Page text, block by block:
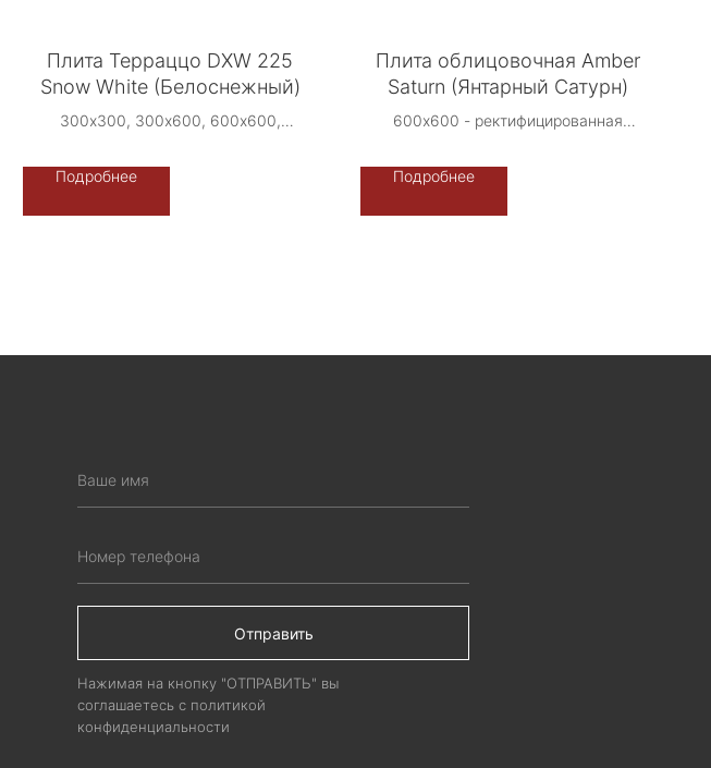
Плита Терраццо DXW 225
Snow White (Белоснежный)
300х300, 300х600, 600х600,
1200х600, 2400х1600 -
ректифицированная
Производство: Терраццо-Рус DXW -
Подробнее
Плита облицовочная Amber
Saturn (Янтарный Сатурн)
600х600 - ректифицированная
Терраццо-Рус, Россия.
Возможно индивидуальное
исполнение -
Подробнее
Отправить
Нажимая на кнопку "ОТПРАВИТЬ" вы
соглашаетесь с политикой
конфиденциальности